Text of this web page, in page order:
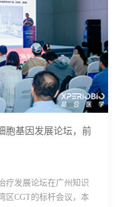
胞基因发展论坛，前
疗发展论坛在广州知识
区CGT的标杆会议，本